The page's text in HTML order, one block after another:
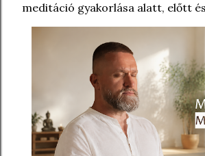
meditáció gyakorlása alatt, előtt